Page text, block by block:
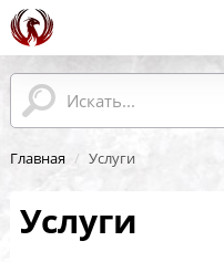
Главная / Услуги
Услуги